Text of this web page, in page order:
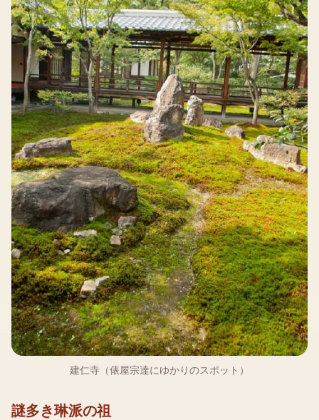
建仁寺（俵屋宗達にゆかりのスポット）
謎多き琳派の祖